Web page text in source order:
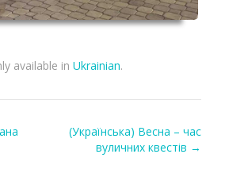
available in Ukrainian.
(Українська) Весна – час
вуличних квестів →